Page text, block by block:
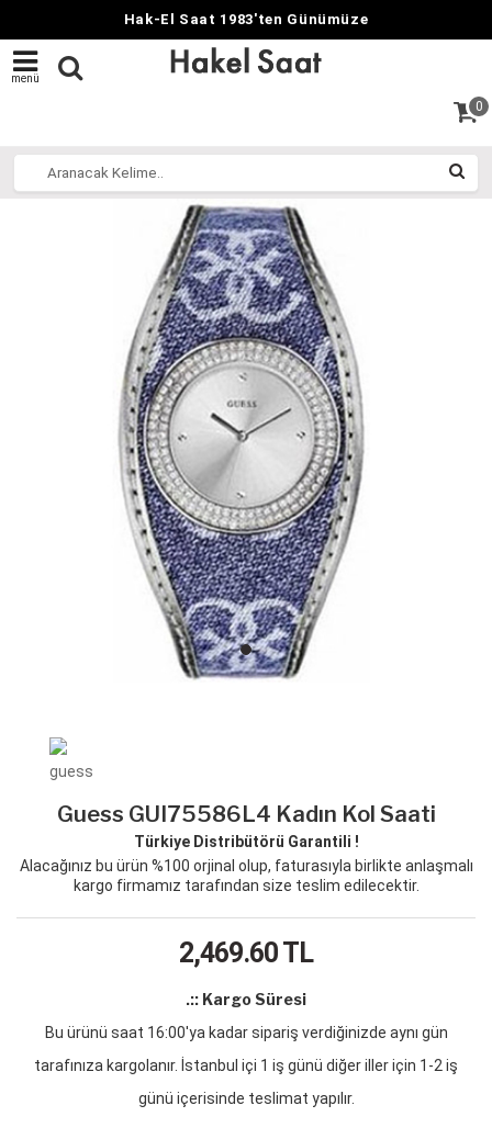
Hak-El Saat 1983'ten Günümüze
menü
0
Guess GUI75586L4 Kadın Kol Saati
Türkiye Distribütörü Garantili !
Alacağınız bu ürün %100 orjinal olup, faturasıyla birlikte anlaşmalı
kargo firmamız tarafından size teslim edilecektir.
2,469.60TL
.:: Kargo Süresi
Bu ürünü saat 16:00'ya kadar sipariş verdiğinizde aynı gün
tarafınıza kargolanır. İstanbul içi 1 iş günü diğer iller için 1-2 iş
günü içerisinde teslimat yapılır.